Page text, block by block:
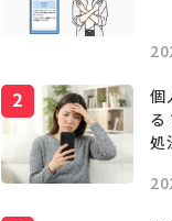
個
る
処